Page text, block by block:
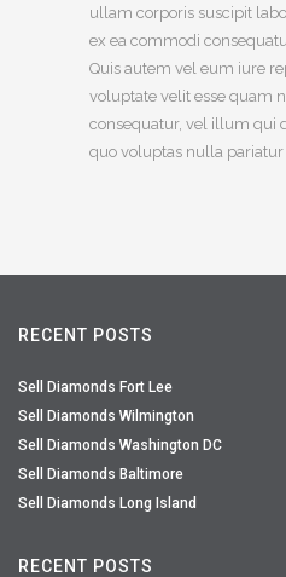
ullam corporis suscipit
ex ea commodi
Quis autem vel eum iure
voluptate velit esse quam
consequatur, vel illum qui
quo voluptas nulla pariatur
RECENT POSTS
Sell Diamonds Fort Lee
Sell Diamonds Wilmington
Sell Diamonds Washington DC
Sell Diamonds Baltimore
Sell Diamonds Long Island
RECENT POSTS